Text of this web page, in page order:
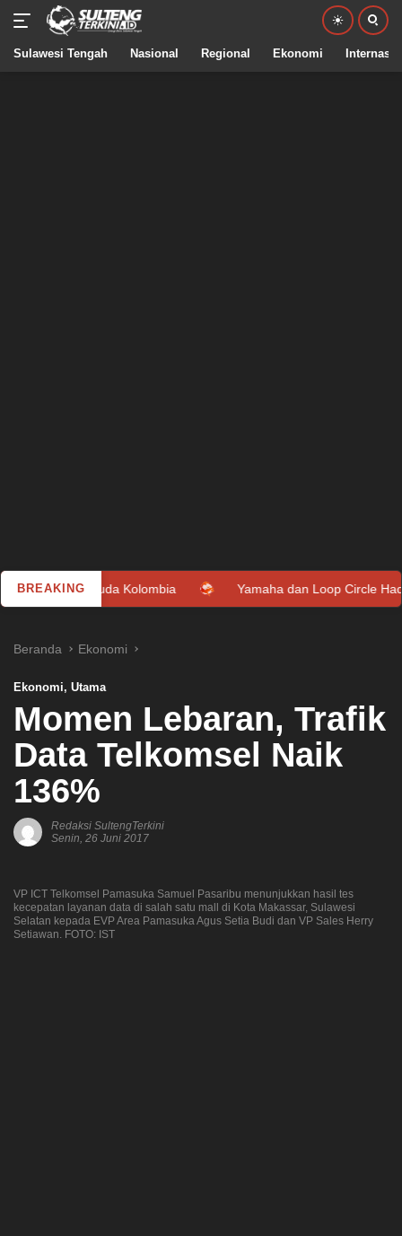
Sulawesi Tengah Nasional Regional Ekonomi
BREAKING
Kolombia Yamaha dan Loop Circle Hadirkan Giveaway
Beranda Ekonomi
Ekonomi, Utama
Momen Lebaran, Trafik
Data Telkomsel Naik
136%
Redaksi SultengTerkini
Senin, 26 Juni 2017
VP ICT Telkomsel Pamasuka Samuel Pasaribu menunjukkan hasil tes
kecepatan layanan data di salah satu mall di Kota Makassar, Sulawesi
Selatan kepada EVP Area Pamasuka Agus Setia Budi dan VP Sales Herry
Setiawan. FOTO: IST